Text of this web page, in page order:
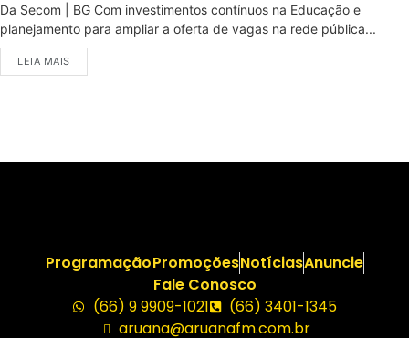
Da Secom | BG Com investimentos contínuos na Educação e
planejamento para ampliar a oferta de vagas na rede pública...
LEIA MAIS
ProgramaçãoPromoçõesNotíciasAnuncie
Fale Conosco
(66) 9 9909-1021
(66) 3401-1345
aruana@aruanafm.com.br